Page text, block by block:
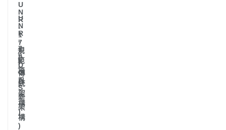
規
範
項
目
U
N
R
-
7
9
(
傳
統
架
構
)
U
N
R
-
1
7
1
(
D
C
A
S
新
架
構
)